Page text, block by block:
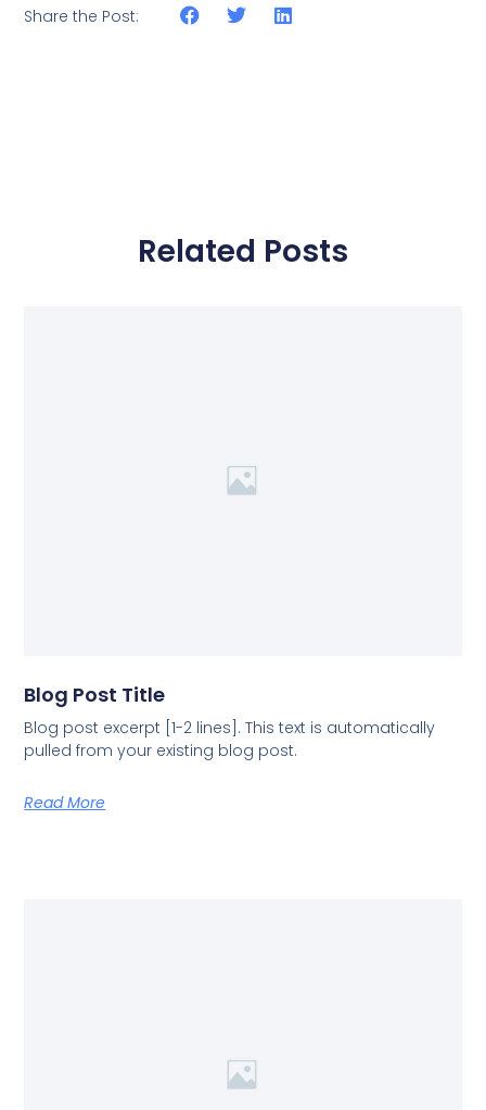
Share the Post:
Related Posts
Blog Post Title
Blog post excerpt [1-2 lines]. This text is automatically
pulled from your existing blog post.
Read More